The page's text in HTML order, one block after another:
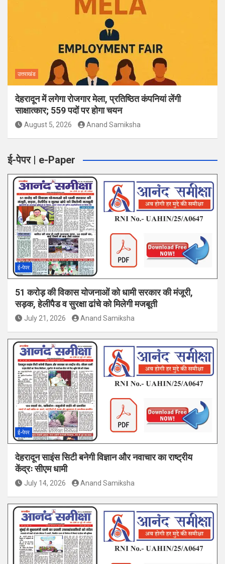
उत्तराखंड
देहरादून में लगेगा रोजगार मेला, प्रतिष्ठित कंपनियां लेंगी
साक्षात्कार; 559 पदों पर होगा चयन
August 5, 2026 Anand Samiksha
ई-पेपर | e-Paper
ई-पेपर
51 करोड़ की विकास योजनाओं को धामी सरकार की मंजूरी,
सड़क, हेलीपैड व सुरक्षा ढांचे को मिलेगी मजबूती
July 21, 2026 Anand Samiksha
ई-पेपर
देहरादून साइंस सिटी बनेगी विज्ञान और नवाचार का राष्ट्रीय
केंद्रः सीएम धामी
July 14, 2026 Anand Samiksha